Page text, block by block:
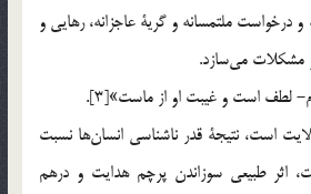
درخواست ملتمسانه و گرية عاجزانه، رهايي و
مشكلات مي‌سازد.
لطف است و غيبت او از ماست»[3].
است، نتيجة قدر ناشناسي انسان‌ها نسبت
اثر طبيعي سوزاندن پرچم‌ هدايت و درهم